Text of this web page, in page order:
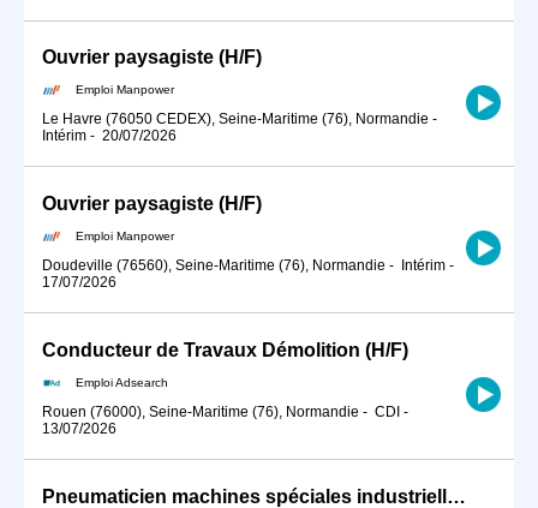
Ouvrier paysagiste (H/F)
Emploi Manpower
Le Havre (76050 CEDEX), Seine-Maritime (76), Normandie -
Intérim - 20/07/2026
Ouvrier paysagiste (H/F)
Emploi Manpower
Doudeville (76560), Seine-Maritime (76), Normandie - Intérim -
17/07/2026
Conducteur de Travaux Démolition (H/F)
Emploi Adsearch
Rouen (76000), Seine-Maritime (76), Normandie - CDI -
13/07/2026
Pneumaticien machines spéciales industrielles (H/F)